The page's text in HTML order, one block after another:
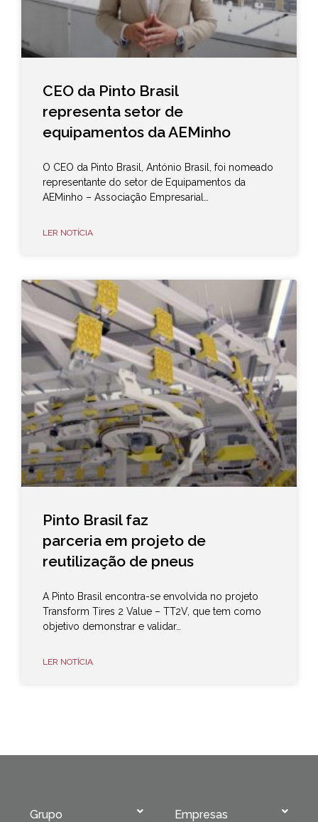
CEO da Pinto Brasil
representa setor de
equipamentos da AEMinho
O CEO da Pinto Brasil, António Brasil, foi nomeado
representante do setor de Equipamentos da
AEMinho – Associação Empresarial…
LER NOTÍCIA
Pinto Brasil faz
parceria em projeto de
reutilização de pneus
A Pinto Brasil encontra-se envolvida no projeto
Transform Tires 2 Value – TT2V, que tem como
objetivo demonstrar e validar…
LER NOTÍCIA
Grupo Empresas